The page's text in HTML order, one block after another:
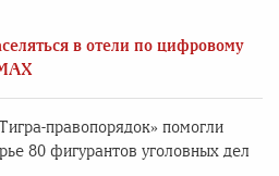
в отели по цифровому
правопорядок» помогли
80 фигурантов уголовных дел